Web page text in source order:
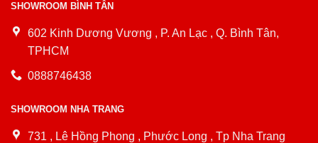
SHOWROOM BÌNH TÂN
602 Kinh Dương Vương , P. An Lạc , Q. Bình Tân,
TPHCM
0888746438
SHOWROOM NHA TRANG
731 , Lê Hồng Phong , Phước Long , Tp Nha Trang